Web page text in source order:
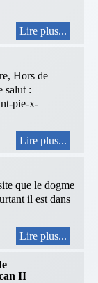
Lire plus...
Hors de
salut :
pie-x-
Lire plus...
que le dogme
il est dans
Lire plus...
II